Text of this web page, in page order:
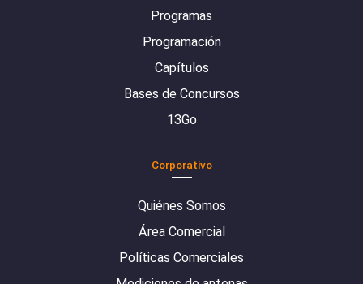
Programas
Programación
Capítulos
Bases de Concursos
13Go
Corporativo
Quiénes Somos
Área Comercial
Políticas Comerciales